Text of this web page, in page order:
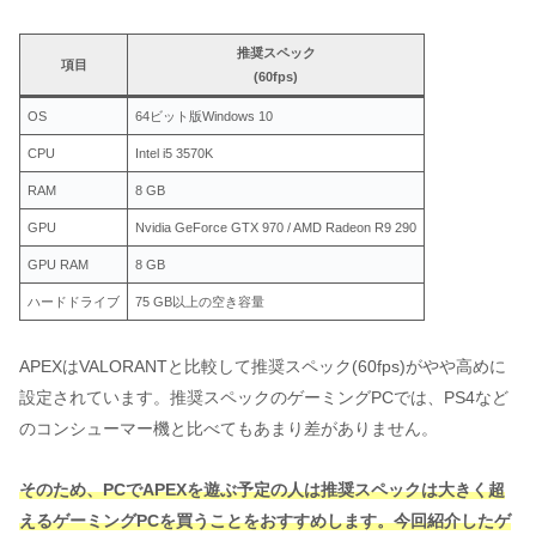
項目
推奨スペック
(60fps)
OS 64ビット版Windows 10
CPU Intel i5 3570K
RAM 8 GB
GPU Nvidia GeForce GTX 970 / AMD Radeon R9 290
GPU RAM 8 GB
ハードドライブ 75 GB以上の空き容量
APEXはVALORANTと比較して推奨スペック(60fps)がやや高めに
設定されています。推奨スペックのゲーミングPCでは、PS4など
のコンシューマー機と比べてもあまり差がありません。
そのため、PCでAPEXを遊ぶ予定の人は推奨スペックは大きく超
えるゲーミングPCを買うことをおすすめします。今回紹介したゲ